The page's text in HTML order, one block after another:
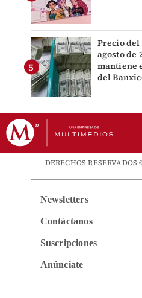
Precio del
agosto de
mantiene
del
DERECHOS
Newsletters
Contáctanos
Suscripciones
Anúnciate